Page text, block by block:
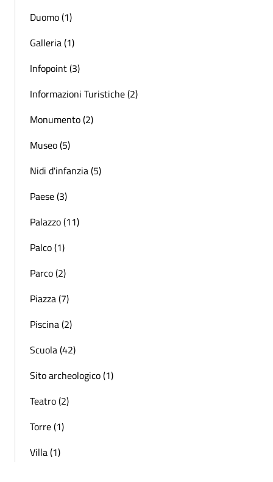
Duomo (1)
Galleria (1)
Infopoint (3)
Informazioni Turistiche (2)
Monumento (2)
Museo (5)
Nidi d'infanzia (5)
Paese (3)
Palazzo (11)
Palco (1)
Parco (2)
Piazza (7)
Piscina (2)
Scuola (42)
Sito archeologico (1)
Teatro (2)
Torre (1)
Villa (1)